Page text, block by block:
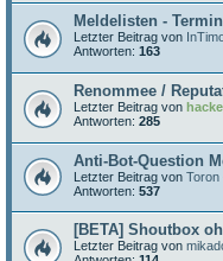
Meldelisten -
Letzter Beitrag von
Antworten: 163
Renommee /
Letzter Beitrag von
Antworten: 285
Anti-Bot-Question
Letzter Beitrag von Toron
Antworten: 537
[BETA] Shoutbox
Letzter Beitrag von